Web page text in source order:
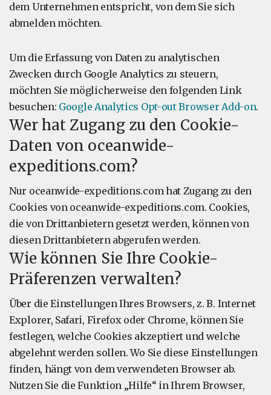
dem Unternehmen entspricht, von dem Sie sich
abmelden möchten.
Um die Erfassung von Daten zu analytischen
Zwecken durch Google Analytics zu steuern,
möchten Sie möglicherweise den folgenden Link
besuchen: Google Analytics Opt-out Browser Add-on.
Wer hat Zugang zu den Cookie-
Daten von oceanwide-
expeditions.com?
Nur oceanwide-expeditions.com hat Zugang zu den
Cookies von oceanwide-expeditions.com. Cookies,
die von Drittanbietern gesetzt werden, können von
diesen Drittanbietern abgerufen werden.
Wie können Sie Ihre Cookie-
Präferenzen verwalten?
Über die Einstellungen Ihres Browsers, z. B. Internet
Explorer, Safari, Firefox oder Chrome, können Sie
festlegen, welche Cookies akzeptiert und welche
abgelehnt werden sollen. Wo Sie diese Einstellungen
finden, hängt von dem verwendeten Browser ab.
Nutzen Sie die Funktion „Hilfe“ in Ihrem Browser,